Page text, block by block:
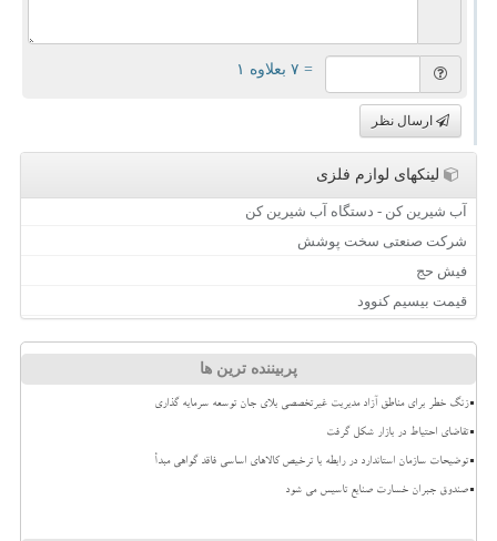
= ۷ بعلاوه ۱
ارسال نظر
لینکهای لوازم فلزی
آب شیرین کن - دستگاه آب شیرین کن
شرکت صنعتی سخت پوشش
فیش حج
قیمت بیسیم کنوود
پربیننده ترین ها
زنگ خطر برای مناطق آزاد مدیریت غیرتخصصی بلای جان توسعه سرمایه گذاری
تقاضای احتیاط در بازار شکل گرفت
توضیحات سازمان استاندارد در رابطه با ترخیص کالاهای اساسی فاقد گواهی مبدأ
صندوق جبران خسارت صنایع تاسیس می شود